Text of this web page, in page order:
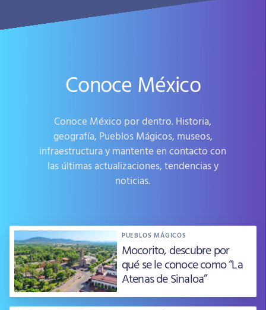
Conoce México
Conoce México por dentro. Historia,
geografía, Pueblos Mágicos, museos,
infraestructura y mantente en contacto con
las últimas actualizaciones, tendencias y
noticias.
PUEBLOS MÁGICOS
Mocorito, descubre por
qué se le conoce como “La
Atenas de Sinaloa”